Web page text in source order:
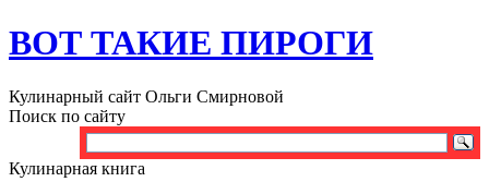
ВОТ ТАКИЕ ПИРОГИ
Кулинарный сайт Ольги Смирновой
Поиск по сайту
Кулинарная книга